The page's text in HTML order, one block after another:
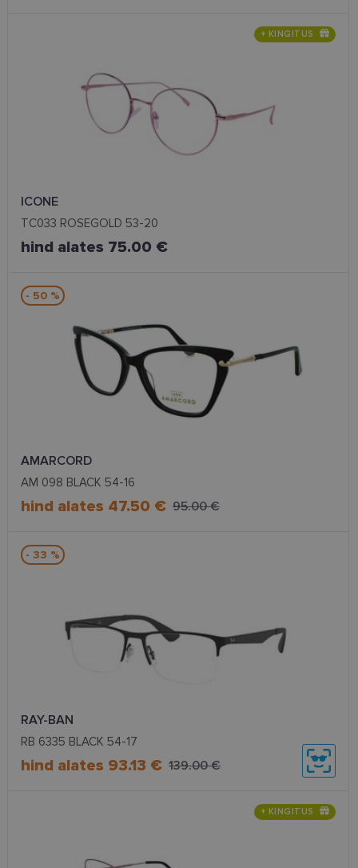
+ KINGITUS
ICONE
TC033 ROSEGOLD 53-20
hind alates 75.00 €
- 50 %
AMARCORD
AM 098 BLACK 54-16
hind alates 47.50 € 95.00 €
- 33 %
RAY-BAN
RB 6335 BLACK 54-17
hind alates 93.13 € 139.00 €
+ KINGITUS